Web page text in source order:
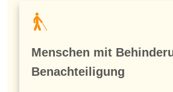
Menschen mit
Benachteiligung